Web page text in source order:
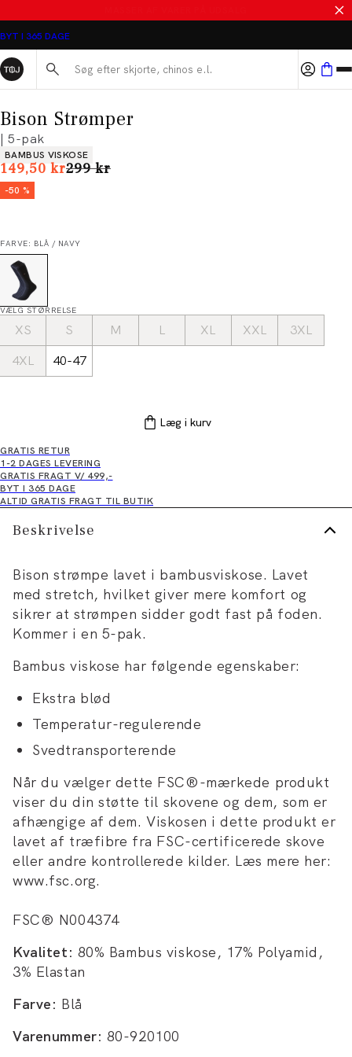
BYT I 365 DAGE
Søg her...
Bison Strømper
| 5-pak
Produkt egenskaber
BAMBUS VISKOSE
149,50 krI alt (uden rabat)
299 kr
-50 %
FARVE: BLÅ / NAVY
VÆLG STØRRELSE
XS S M L XL XXL
3XL
4XL
40-47
Læg i kurv
GRATIS RETUR
1-2 DAGES LEVERING
GRATIS FRAGT V/ 499,-
BYT I 365 DAGE
ALTID GRATIS FRAGT TIL BUTIK
Beskrivelse
Bison strømpe lavet i bambusviskose. Lavet
med stretch, hvilket giver mere komfort og
sikrer at strømpen sidder godt fast på foden.
Kommer i en 5-pak.
Bambus viskose har følgende egenskaber:
Ekstra blød
Temperatur-regulerende
Svedtransporterende
Når du vælger dette FSC®-mærkede produkt
viser du din støtte til skovene og dem, som er
afhængige af dem. Viskosen i dette produkt er
lavet af træfibre fra FSC-certificerede skove
eller andre kontrollerede kilder. Læs mere her:
www.fsc.org.
FSC® N004374
Kvalitet: 80% Bambus viskose, 17% Polyamid,
3% Elastan
Farve: Blå
Varenummer: 80-920100